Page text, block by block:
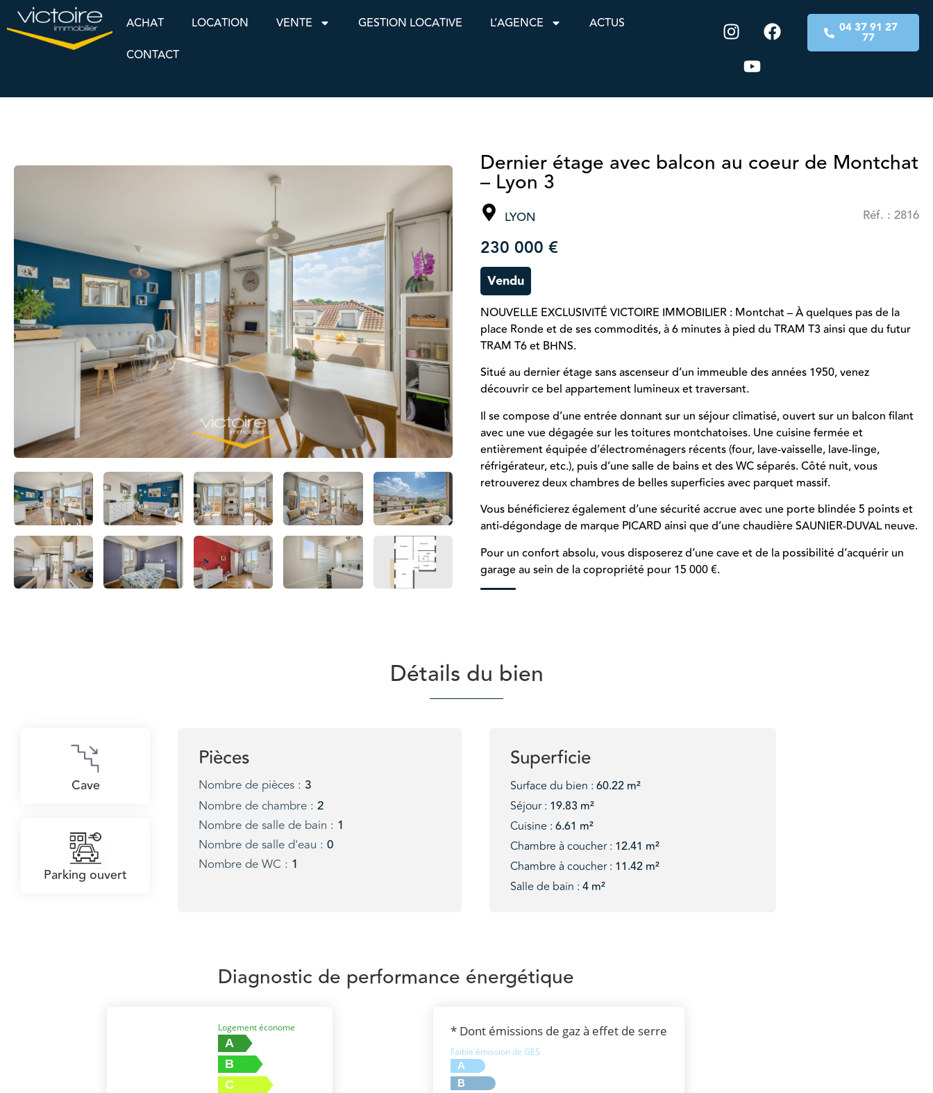
ACHAT LOCATION VENTE GESTION LOCATIVE L’AGENCE
ACTUS
CONTACT
04 37 91 27
77
Dernier étage avec balcon au coeur de Montchat
– Lyon 3
LYON Réf. : 2816
230 000 €
Vendu
NOUVELLE EXCLUSIVITÉ VICTOIRE IMMOBILIER : Montchat – À quelques pas de la
place Ronde et de ses commodités, à 6 minutes à pied du TRAM T3 ainsi que du futur
TRAM T6 et BHNS.
Situé au dernier étage sans ascenseur d’un immeuble des années 1950, venez
découvrir ce bel appartement lumineux et traversant.
Il se compose d’une entrée donnant sur un séjour climatisé, ouvert sur un balcon filant
avec une vue dégagée sur les toitures montchatoises. Une cuisine fermée et
entièrement équipée d’électroménagers récents (four, lave-vaisselle, lave-linge,
réfrigérateur, etc.), puis d’une salle de bains et des WC séparés. Côté nuit, vous
retrouverez deux chambres de belles superficies avec parquet massif.
Vous bénéficierez également d’une sécurité accrue avec une porte blindée 5 points et
anti-dégondage de marque PICARD ainsi que d’une chaudière SAUNIER-DUVAL neuve.
Pour un confort absolu, vous disposerez d’une cave et de la possibilité d’acquérir un
garage au sein de la copropriété pour 15 000 €.
Détails du bien
Cave
Parking ouvert
Pièces
Nombre de pièces : 3
Nombre de chambre : 2
Nombre de salle de bain : 1
Nombre de salle d'eau : 0
Nombre de WC : 1
Superficie
Surface du bien : 60.22 m²
Séjour : 19.83 m²
Cuisine : 6.61 m²
Chambre à coucher : 12.41 m²
Chambre à coucher : 11.42 m²
Salle de bain : 4 m²
Diagnostic de performance énergétique
Logement économe
A
B
C
* Dont émissions de gaz à effet de serre
Faible émission de GES
A
B